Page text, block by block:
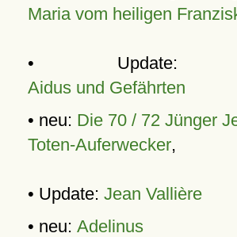
Maria vom heiligen
•
Aidus und Gefährten
• neu: Die 70 / 72 Jünger
Toten-Auferwecker,
• Update: Jean Vallière
• neu: Adelinus